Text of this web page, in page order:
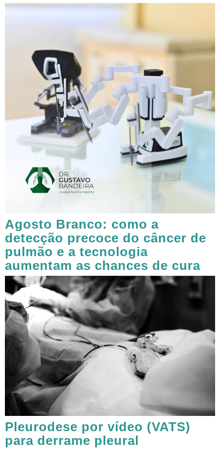
Agosto Branco: como a
detecção precoce do câncer de
pulmão e a tecnologia
aumentam as chances de cura
Pleurodese por vídeo (VATS)
para derrame pleural